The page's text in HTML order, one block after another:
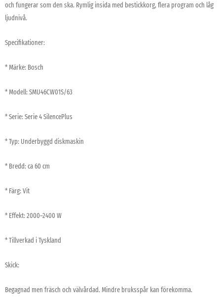
och fungerar som den ska. Rymlig insida med bestickkorg, flera program och låg
ljudnivå.
Specifikationer:
* Märke: Bosch
* Modell: SMU46CW01S/63
* Serie: Serie 4 SilencePlus
* Typ: Underbyggd diskmaskin
* Bredd: ca 60 cm
* Färg: Vit
* Effekt: 2000–2400 W
* Tillverkad i Tyskland
Skick:
Begagnad men fräsch och välvårdad. Mindre bruksspår kan förekomma.